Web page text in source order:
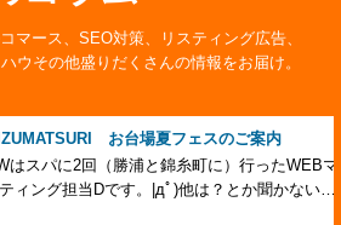
マース、SEO対策、リスティング広告、
ウその他盛りだくさんの情報をお届け。
お台場夏フェスのご案内
はスパに2回（勝浦と錦糸町に）行ったWEB
ィング担当Dです。|дﾟ)他は？とか聞かない…